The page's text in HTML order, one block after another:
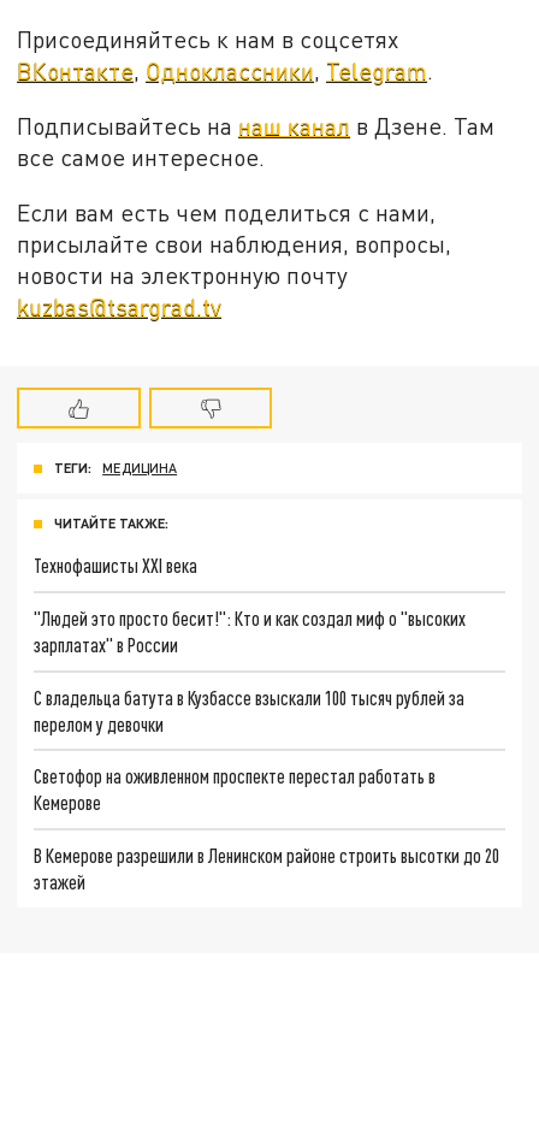
Присоединяйтесь к нам в соцсетях
ВКонтакте, Одноклассники, Telegram.
Подписывайтесь на наш канал в Дзене. Там
все самое интересное.
Если вам есть чем поделиться с нами,
присылайте свои наблюдения, вопросы,
новости на электронную почту
kuzbas@tsargrad.tv
ТЕГИ: МЕДИЦИНА
ЧИТАЙТЕ ТАКЖЕ:
Технофашисты XXI века
"Людей это просто бесит!": Кто и как создал миф о "высоких
зарплатах" в России
С владельца батута в Кузбассе взыскали 100 тысяч рублей за
перелом у девочки
Светофор на оживленном проспекте перестал работать в
Кемерове
В Кемерове разрешили в Ленинском районе строить высотки до 20
этажей